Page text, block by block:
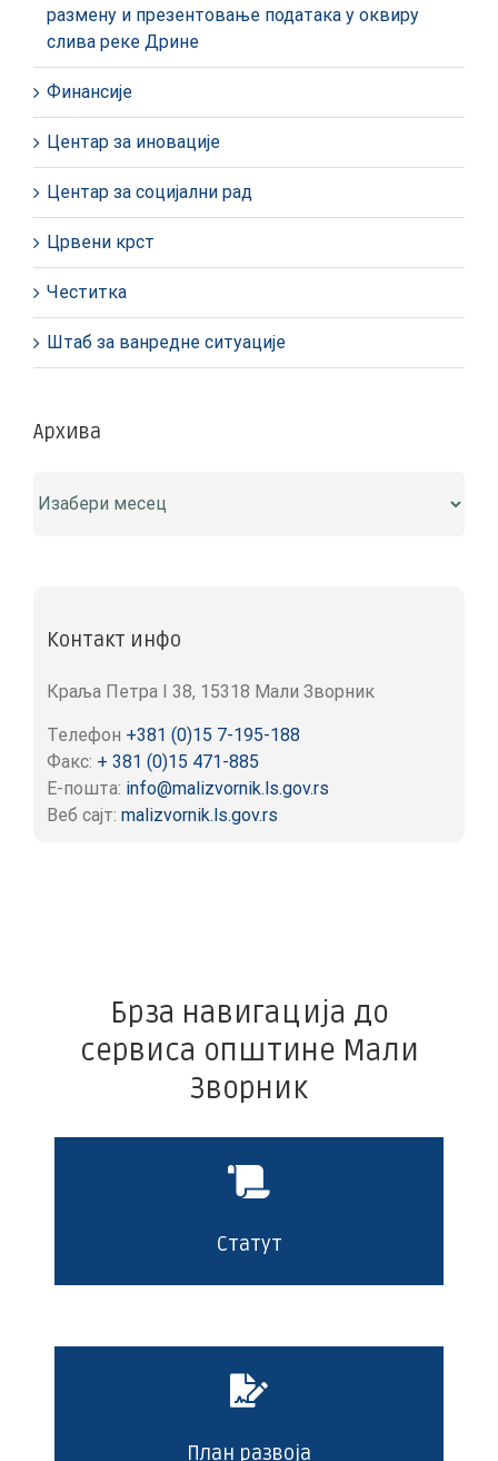
размену и презентовање података у оквиру
слива реке Дрине
Финансије
Центар за иновације
Центар за социјални рад
Црвени крст
Честитка
Штаб за ванредне ситуације
Архива
Контакт инфо
Краља Петра I 38, 15318 Мали Зворник
Телефон +381 (0)15 7-195-188
Факс: + 381 (0)15 471-885
Е-пошта: info@malizvornik.ls.gov.rs
Веб сајт: malizvornik.ls.gov.rs
Брза навигација до
сервиса општине Мали
Зворник
Статут
План развоја